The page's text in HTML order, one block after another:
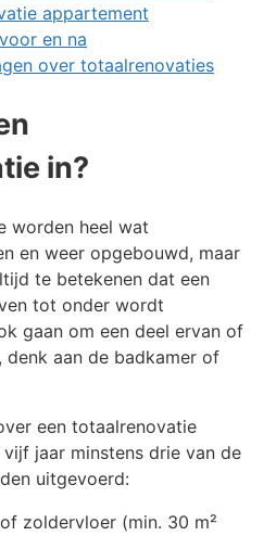
appartement
en na
over totaalrenovaties
in?
worden heel wat
en weer opgebouwd, maar
te betekenen dat een
tot onder wordt
gaan om een deel ervan of
denk aan de badkamer of
een totaalrenovatie
jaar minstens drie van de
uitgevoerd:
zoldervloer (min. 30 m²